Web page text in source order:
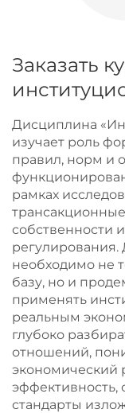
Заказать
Дисциплина
изучает роль
правил, норм и
рамках
собственности
необходимо не
базу, но и
применять
реальным
глубоко
отношений,
экономический
эффективность,
стандарты